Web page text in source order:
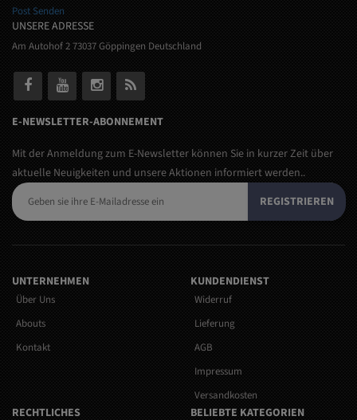
Post Senden
UNSERE ADRESSE
Am Autohof 2 73037 Göppingen Deutschland
E-NEWSLETTER-ABONNEMENT
Mit der Anmeldung zum E-Newsletter können Sie in kurzer Zeit über
aktuelle Neuigkeiten und unsere Aktionen informiert werden..
REGISTRIEREN
UNTERNEHMEN
Über Uns
Abouts
Kontakt
KUNDENDIENST
Widerruf
Lieferung
AGB
Impressum
Versandkosten
RECHTLICHES BELIEBTE KATEGORIEN